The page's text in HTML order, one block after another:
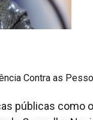
Contra as
públicas como o